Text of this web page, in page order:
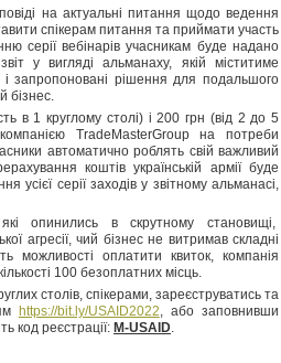
на актуальні питання щодо ведення
спікерам питання та приймати участь
серії вебінарів учасникам буде надано
у вигляді альманаху, якій міститиме
і запропоновані рішення для подальшого
бізнес.
в 1 круглому столі) і 200 грн (від 2 до 5
TradeMasterGroup на потреби
автоматично роблять свій важливий
коштів українській армії буде
усієї серії заходів у звітному альманасі,
опинились в скрутному становищі,
агресії, чий бізнес не витримав складні
можливості оплатити квиток, компанія
100 безоплатних місць.
столів, спікерами, зареєструватись та
https://bit.ly/USAID2022, або заповнивши
код реєстрації: M-USAID.